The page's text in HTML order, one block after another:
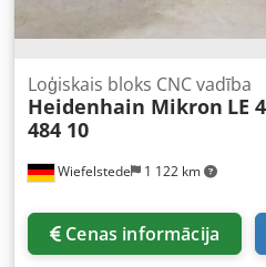
Wiefelstede 1 122 km
Loģiskais bloks CNC vadība
Heidenhain Mikron LE
484 10
Cenas informācija